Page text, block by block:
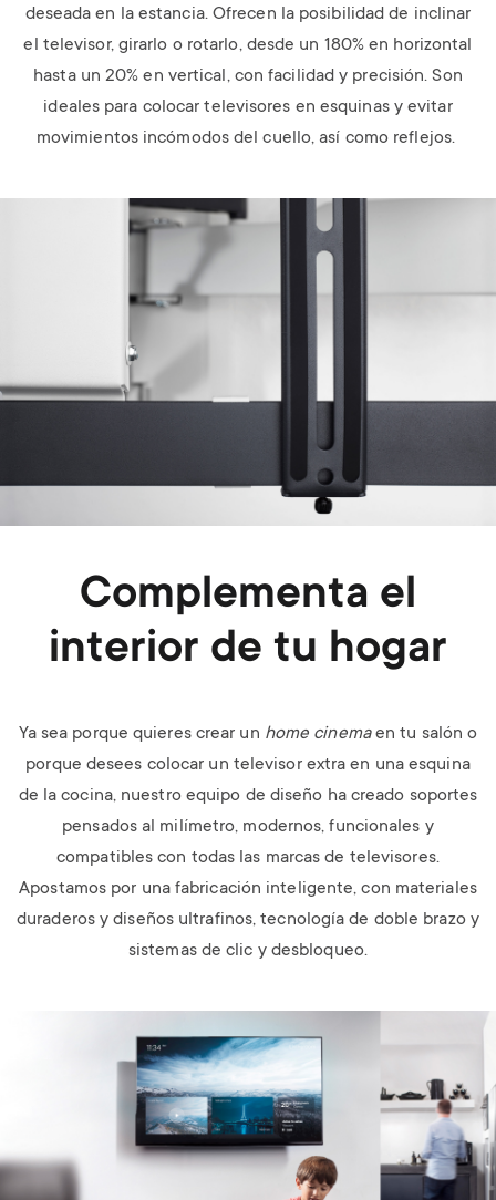
deseada en la estancia. Ofrecen la posibilidad de inclinar
el televisor, girarlo o rotarlo, desde un 180% en horizontal
hasta un 20% en vertical, con facilidad y precisión. Son
ideales para colocar televisores en esquinas y evitar
movimientos incómodos del cuello, así como reflejos.
Complementa el
interior de tu hogar
Ya sea porque quieres crear un home cinemaen tu salón o
porque desees colocar un televisor extra en una esquina
de la cocina, nuestro equipo de diseño ha creado soportes
pensados al milímetro, modernos, funcionales y
compatibles con todas las marcas de televisores.
Apostamos por una fabricación inteligente, con materiales
duraderos y diseños ultrafinos, tecnología de doble brazo y
sistemas de clic y desbloqueo.